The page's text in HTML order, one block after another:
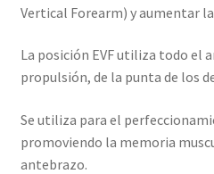
Vertical Forearm) y aumentar
La posición EVF utiliza todo el
propulsión, de la punta de los
Se utiliza para el
promoviendo la memoria
antebrazo.